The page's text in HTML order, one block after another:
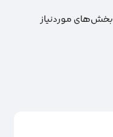
بخش‌های موردنیاز